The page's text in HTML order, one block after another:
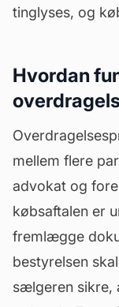
tinglyses, og
Hvordan
mellem flere
advokat og
købsaftalen er
fremlægge
bestyrelsen
sælgeren sikre,